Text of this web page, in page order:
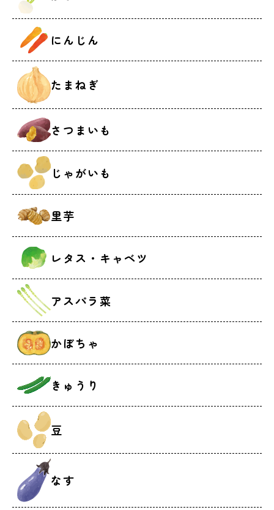
にんじん
たまねぎ
さつまいも
じゃがいも
里芋
レタス・キャベツ
アスパラ菜
かぼちゃ
きゅうり
豆
なす